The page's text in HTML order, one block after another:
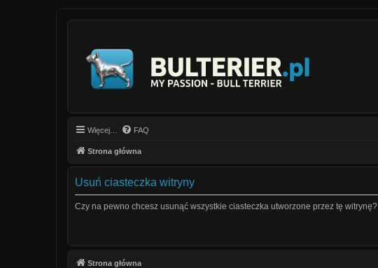
Więcej… FAQ
Strona główna
Usuń ciasteczka witryny
Czy na pewno chcesz usunąć wszystkie ciasteczka utworzone przez tę witrynę?
Strona główna